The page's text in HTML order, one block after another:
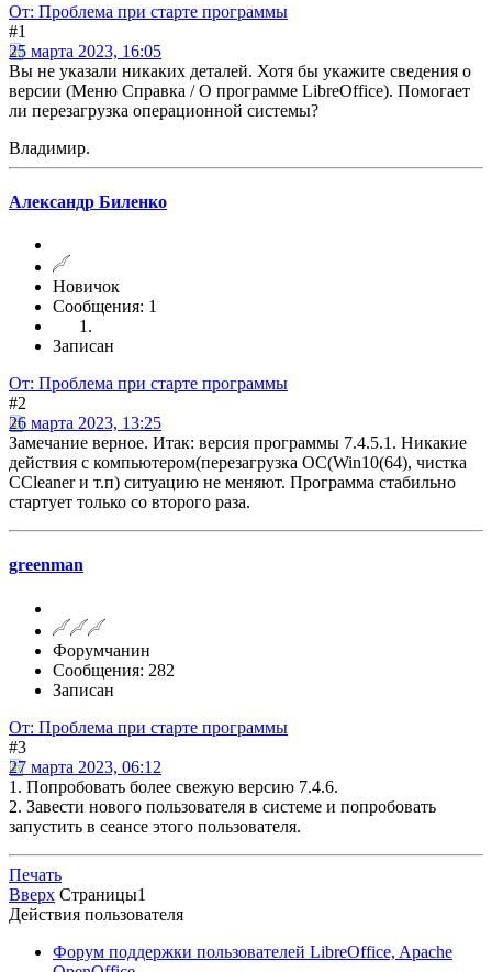
От: Проблема при старте программы
#1
25 марта 2023, 16:05
Вы не указали никаких деталей. Хотя бы укажите сведения о
версии (Меню Справка / О программе LibreOffice). Помогает
ли перезагрузка операционной системы?
Владимир.
Александр Биленко
Новичок
Сообщения: 1
Записан
От: Проблема при старте программы
#2
26 марта 2023, 13:25
Замечание верное. Итак: версия программы 7.4.5.1. Никакие
действия с компьютером(перезагрузка ОС(Win10(64), чистка
ССleaner и т.п) ситуацию не меняют. Программа стабильно
стартует только со второго раза.
greenman
Форумчанин
Сообщения: 282
Записан
От: Проблема при старте программы
#3
27 марта 2023, 06:12
1. Попробовать более свежую версию 7.4.6.
2. Завести нового пользователя в системе и попробовать
запустить в сеансе этого пользователя.
Печать
Вверх Страницы1
Действия пользователя
Форум поддержки пользователей LibreOffice, Apache